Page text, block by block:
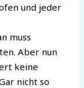
und jeder
muss
Aber nun
keine
nicht so